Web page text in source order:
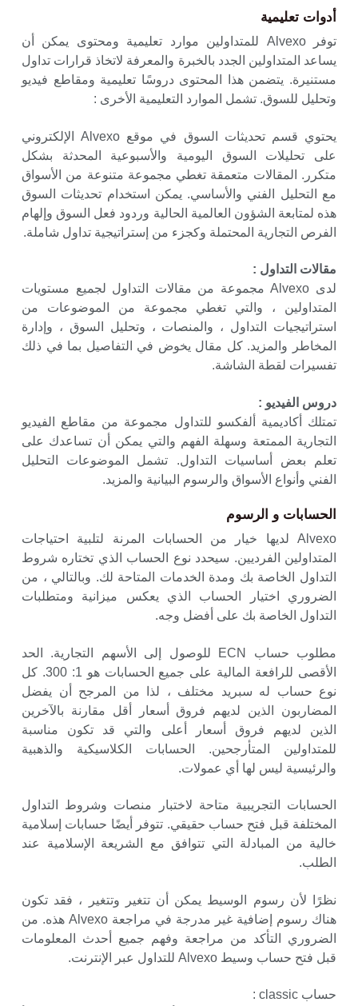
أدوات تعليمية
توفر Alvexo للمتداولين موارد تعليمية ومحتوى يمكن أن
يساعد المتداولين الجدد بالخبرة والمعرفة لاتخاذ قرارات تداول
مستنيرة. يتضمن هذا المحتوى دروسًا تعليمية ومقاطع فيديو
وتحليل للسوق. تشمل الموارد التعليمية الأخرى :
يحتوي قسم تحديثات السوق في موقع Alvexo الإلكتروني
على تحليلات السوق اليومية والأسبوعية المحدثة بشكل
متكرر. المقالات متعمقة تغطي مجموعة متنوعة من الأسواق
مع التحليل الفني والأساسي. يمكن استخدام تحديثات السوق
هذه لمتابعة الشؤون العالمية الحالية وردود فعل السوق وإلهام
الفرص التجارية المحتملة وكجزء من إستراتيجية تداول شاملة.
مقالات التداول :
لدى Alvexo مجموعة من مقالات التداول لجميع مستويات
المتداولين ، والتي تغطي مجموعة من الموضوعات من
استراتيجيات التداول ، والمنصات ، وتحليل السوق ، وإدارة
المخاطر والمزيد. كل مقال يخوض في التفاصيل بما في ذلك
تفسيرات لقطة الشاشة.
دروس الفيديو :
تمتلك أكاديمية ألفكسو للتداول مجموعة من مقاطع الفيديو
التجارية الممتعة وسهلة الفهم والتي يمكن أن تساعدك على
تعلم بعض أساسيات التداول. تشمل الموضوعات التحليل
الفني وأنواع الأسواق والرسوم البيانية والمزيد.
الحسابات و الرسوم
Alvexo لديها خيار من الحسابات المرنة لتلبية احتياجات
المتداولين الفرديين. سيحدد نوع الحساب الذي تختاره شروط
التداول الخاصة بك ومدة الخدمات المتاحة لك. وبالتالي ، من
الضروري اختيار الحساب الذي يعكس ميزانية ومتطلبات
التداول الخاصة بك على أفضل وجه.
مطلوب حساب ECN للوصول إلى الأسهم التجارية. الحد
الأقصى للرافعة المالية على جميع الحسابات هو 1: 300. كل
نوع حساب له سبريد مختلف ، لذا من المرجح أن يفضل
المضاربون الذين لديهم فروق أسعار أقل مقارنة بالآخرين
الذين لديهم فروق أسعار أعلى والتي قد تكون مناسبة
للمتداولين المتأرجحين. الحسابات الكلاسيكية والذهبية
والرئيسية ليس لها أي عمولات.
الحسابات التجريبية متاحة لاختبار منصات وشروط التداول
المختلفة قبل فتح حساب حقيقي. تتوفر أيضًا حسابات إسلامية
خالية من المبادلة التي تتوافق مع الشريعة الإسلامية عند
الطلب.
نظرًا لأن رسوم الوسيط يمكن أن تتغير وتتغير ، فقد تكون
هناك رسوم إضافية غير مدرجة في مراجعة Alvexo هذه. من
الضروري التأكد من مراجعة وفهم جميع أحدث المعلومات
قبل فتح حساب وسيط Alvexo للتداول عبر الإنترنت.
حساب classic :